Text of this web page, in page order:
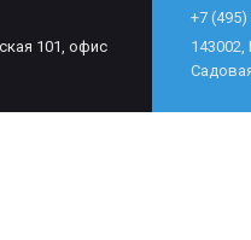
101, офис
+7 (495)